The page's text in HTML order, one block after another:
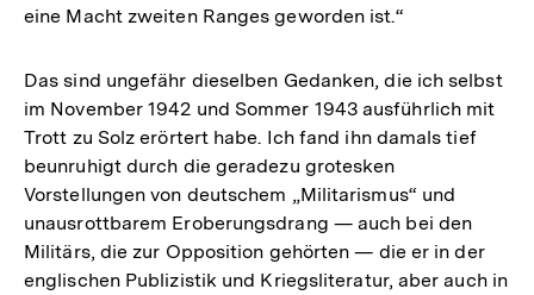
eine Macht zweiten Ranges geworden ist.“
Das sind ungefähr dieselben Gedanken, die ich selbst
im November 1942 und Sommer 1943 ausführlich mit
Trott zu Solz erörtert habe. Ich fand ihn damals tief
beunruhigt durch die geradezu grotesken
Vorstellungen von deutschem „Militarismus“ und
unausrottbarem Eroberungsdrang — auch bei den
Militärs, die zur Opposition gehörten — die er in der
englischen Publizistik und Kriegsliteratur, aber auch in